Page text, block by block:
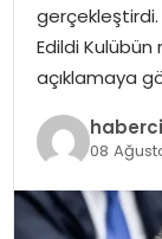
TEKNOLOJI
gerçekleştirdi.
Edildi
açıklamaya
haberci
08